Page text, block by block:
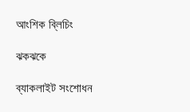
আংশিক ব্লিচিং
ঝকঝকে
ব্যাকলাইট সংশোধন